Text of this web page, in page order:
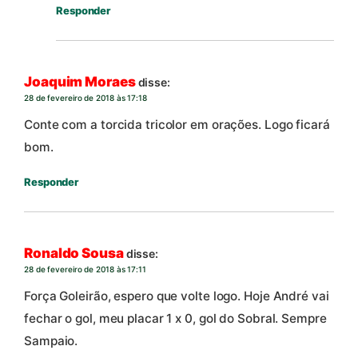
Responder
Joaquim Moraesdisse:
28 de fevereiro de 2018 às 17:18
Conte com a torcida tricolor em orações. Logo ficará
bom.
Responder
Ronaldo Sousadisse:
28 de fevereiro de 2018 às 17:11
Força Goleirão, espero que volte logo. Hoje André vai
fechar o gol, meu placar 1 x 0, gol do Sobral. Sempre
Sampaio.